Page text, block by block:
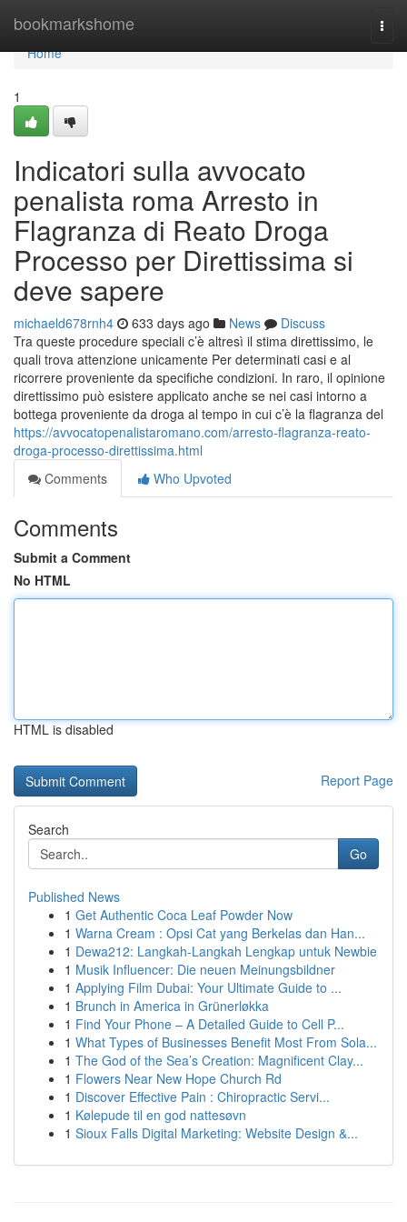
bookmarkshome
Home
Home
1
Indicatori sulla avvocato
penalista roma Arresto in
Flagranza di Reato Droga
Processo per Direttissima si
deve sapere
michaeld678rnh4 633 days ago News
Discuss
Tra queste procedure speciali c’è altresì il stima direttissimo, le
quali trova attenzione unicamente Per determinati casi e al
ricorrere proveniente da specifiche condizioni. In raro, il opinione
direttissimo può esistere applicato anche se nei casi intorno a
bottega proveniente da droga al tempo in cui c’è la flagranza del
https://avvocatopenalistaromano.com/arresto-flagranza-reato-
droga-processo-direttissima.html
Comments
Who Upvoted
Comments
Submit a Comment
No HTML
HTML is disabled
Report Page
Search
Go
Published News
1 Get Authentic Coca Leaf Powder Now
1 Warna Cream : Opsi Cat yang Berkelas dan Han...
1 Dewa212: Langkah-Langkah Lengkap untuk Newbie
1 Musik Influencer: Die neuen Meinungsbildner
1 Applying Film Dubai: Your Ultimate Guide to ...
1 Brunch in America in Grünerløkka
1 Find Your Phone – A Detailed Guide to Cell P...
1 What Types of Businesses Benefit Most From Sola...
1 The God of the Sea’s Creation: Magnificent Clay...
1 Flowers Near New Hope Church Rd
1 Discover Effective Pain : Chiropractic Servi...
1 Kølepude til en god nattesøvn
1 Sioux Falls Digital Marketing: Website Design &...